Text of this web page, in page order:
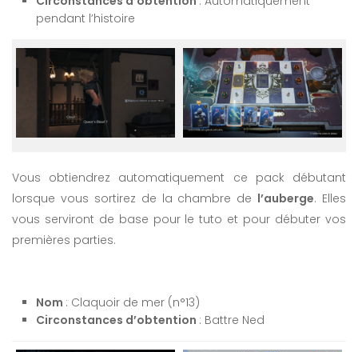
pendant l’histoire
Vous obtiendrez automatiquement ce pack débutant
lorsque vous sortirez de la chambre de l’auberge. Elles
vous serviront de base pour le tuto et pour débuter vos
premières parties.
Nom : Claquoir de mer (n°13)
Circonstances d’obtention : Battre Ned